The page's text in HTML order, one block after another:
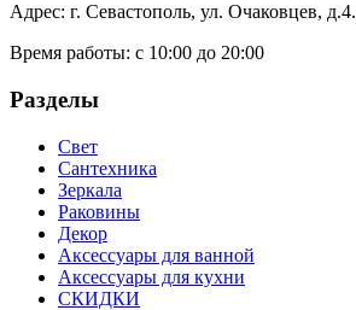
Адрес: г. Севастополь, ул. Очаковцев, д.4.
Время работы: с 10:00 до 20:00
Разделы
Свет
Сантехника
Зеркала
Раковины
Декор
Аксессуары для ванной
Аксессуары для кухни
СКИДКИ